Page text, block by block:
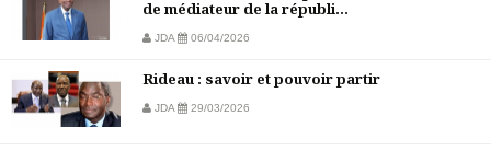
de médiateur de la républi...
JDA 06/04/2026
Rideau : savoir et pouvoir partir
JDA 29/03/2026